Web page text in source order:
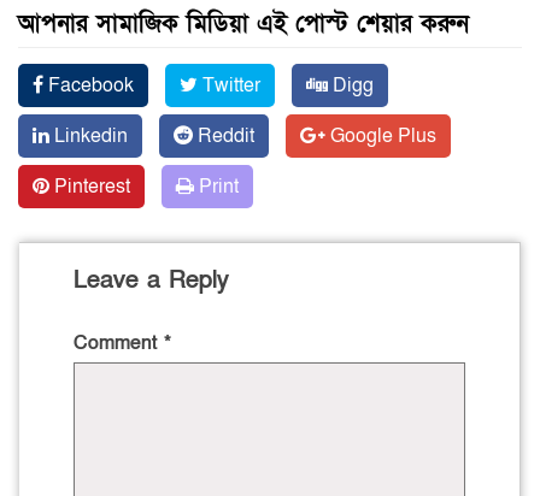
আপনার সামাজিক মিডিয়া এই পোস্ট শেয়ার করুন
Facebook Twitter
Digg
Linkedin
Reddit
Google Plus
Pinterest
Print
Leave a Reply
Comment *